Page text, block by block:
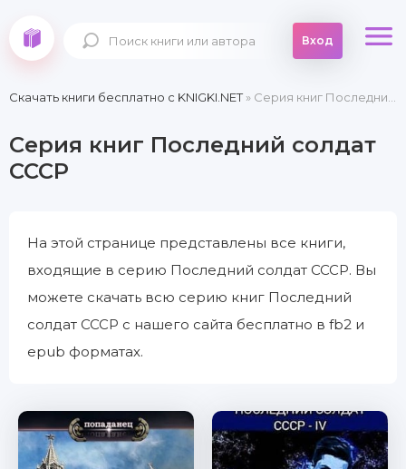
Вход
Скачать книги бесплатно c KNIGKI.NET» Серия книг Последний солдат СССР
Серия книг Последний солдат
СССР
На этой странице представлены все книги,
входящие в серию Последний солдат СССР. Вы
можете скачать всю серию книг Последний
солдат СССР с нашего сайта бесплатно в fb2 и
epub форматах.